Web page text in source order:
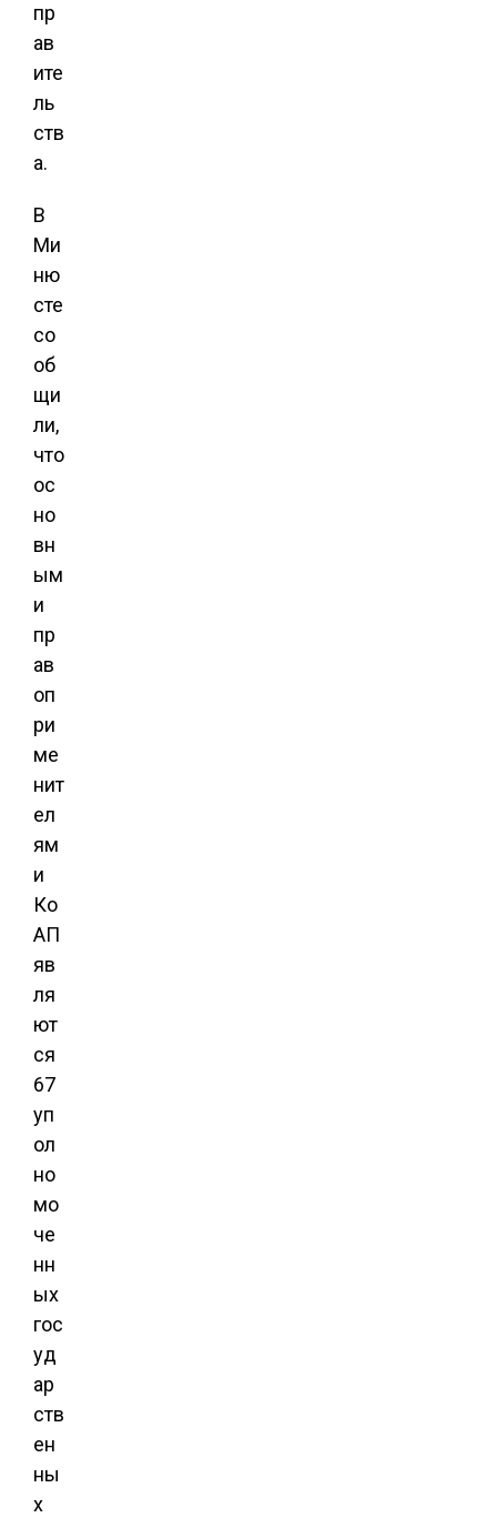
пр
ав
ите
ль
ств
а.
В
Ми
ню
сте
со
об
щи
ли,
что
ос
но
вн
ым
и
пр
ав
оп
ри
ме
нит
ел
ям
и
Ко
АП
яв
ля
ют
ся
67
уп
ол
но
мо
че
нн
ых
гос
уд
ар
ств
ен
ны
х